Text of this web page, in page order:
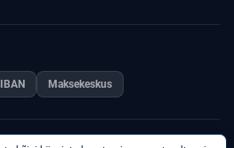
IBAN Maksekeskus